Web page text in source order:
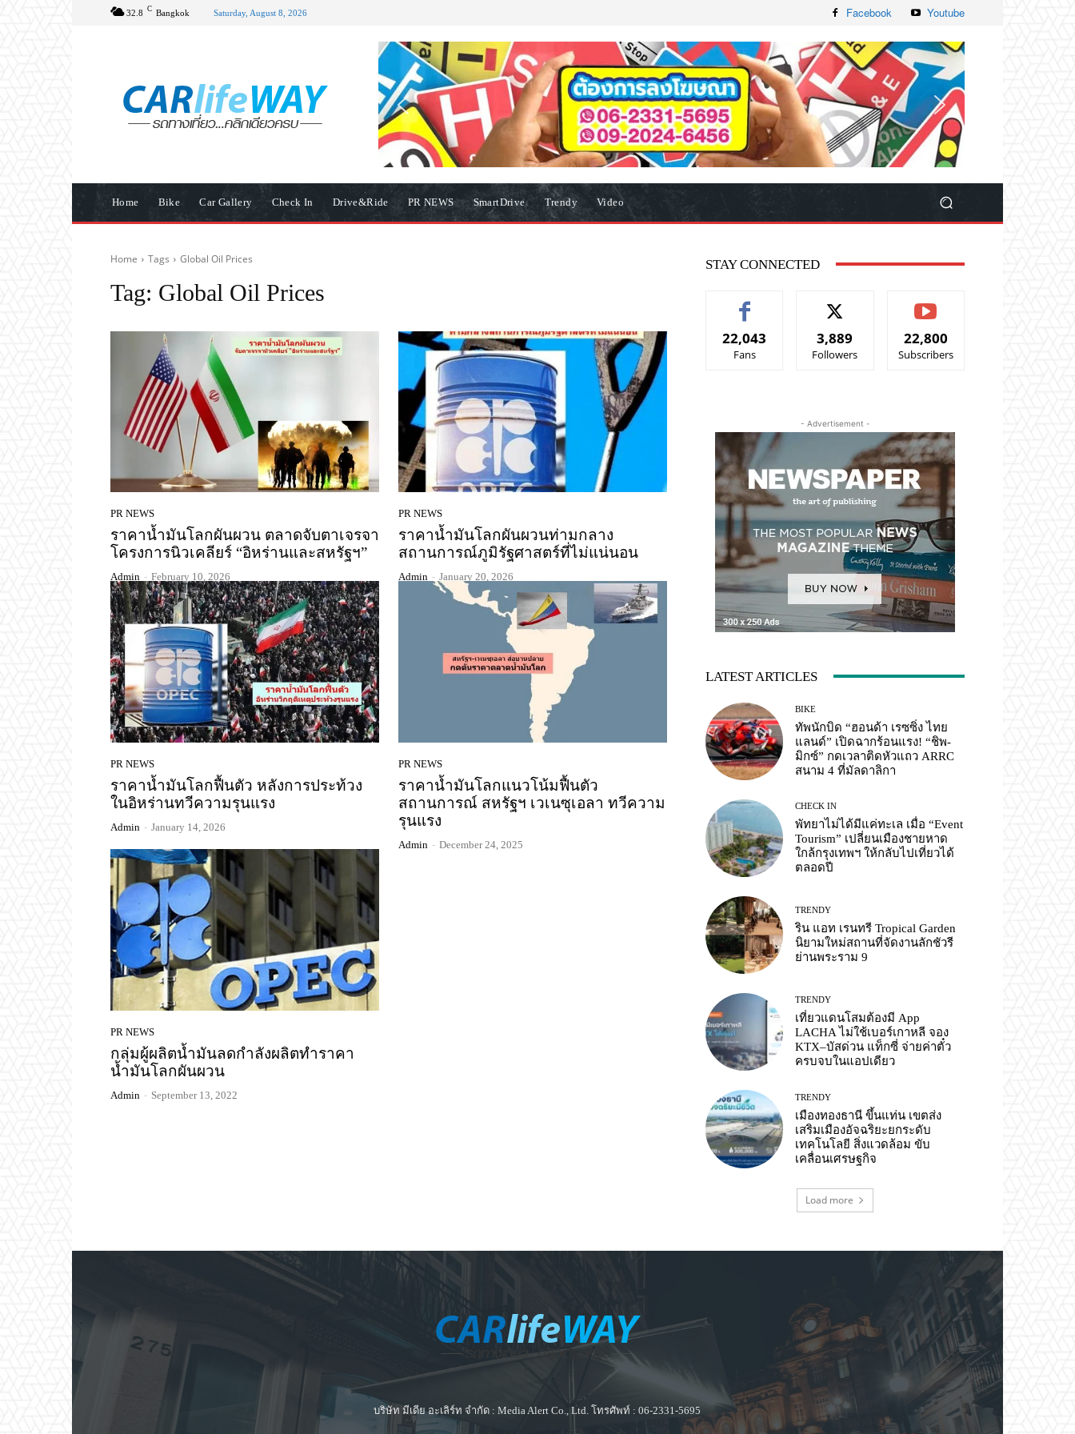
32.8 C Bangkok Saturday, August 8, 2026 Facebook Youtube
Home Bike Car Gallery Check In Drive&Ride PR NEWS SmartDrive Trendy Video
Home Tags Global Oil Prices
Tag: Global Oil Prices
PR NEWS
ราคาน้ำมันโลกผันผวน ตลาดจับตาเจรจา
โครงการนิวเคลียร์ “อิหร่านและสหรัฐฯ”
Admin - February 10, 2026
PR NEWS
ราคาน้ำมันโลกผันผวนท่ามกลาง
สถานการณ์ภูมิรัฐศาสตร์ที่ไม่แน่นอน
Admin - January 20, 2026
PR NEWS
ราคาน้ำมันโลกฟื้นตัว หลังการประท้วง
ในอิหร่านทวีความรุนแรง
Admin - January 14, 2026
PR NEWS
ราคาน้ำมันโลกแนวโน้มฟื้นตัว
สถานการณ์ สหรัฐฯ เวเนซุเอลา ทวีความ
รุนแรง
Admin - December 24, 2025
PR NEWS
กลุ่มผู้ผลิตน้ำมันลดกำลังผลิตทำราคา
น้ำมันโลกผันผวน
Admin - September 13, 2022
STAY CONNECTED
22,043
Fans
3,889
Followers
22,800
Subscribers
- Advertisement -
LATEST ARTICLES
BIKE
ทัพนักบิด “ฮอนด้า เรซซิ่ง ไทย
แลนด์” เปิดฉากร้อนแรง! “ชิพ-
มิกซ์” กดเวลาติดหัวแถว ARRC
สนาม 4 ที่มัลดาลิกา
CHECK IN
พัทยาไม่ได้มีแค่ทะเล เมื่อ “Event
Tourism” เปลี่ยนเมืองชายหาด
ใกล้กรุงเทพฯ ให้กลับไปเที่ยวได้
ตลอดปี
TRENDY
ริน แอท เรนทรี Tropical Garden
นิยามใหม่สถานที่จัดงานลักชัวรี
ย่านพระราม 9
TRENDY
เที่ยวแดนโสมต้องมี App
LACHA ไม่ใช้เบอร์เกาหลี จอง
KTX–บัสด่วน แท็กซี่ จ่ายค่าตั๋ว
ครบจบในแอปเดียว
TRENDY
เมืองทองธานี ขึ้นแท่น เขตส่ง
เสริมเมืองอัจฉริยะยกระดับ
เทคโนโลยี สิ่งแวดล้อม ขับ
เคลื่อนเศรษฐกิจ
Load more
บริษัท มีเดีย อะเลิร์ท จำกัด : Media Alert Co., Ltd. โทรศัพท์ : 06-2331-5695